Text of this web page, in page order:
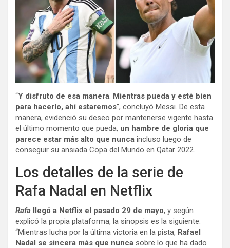
“Y disfruto de esa manera. Mientras pueda y esté bien
para hacerlo, ahí estaremos”, concluyó Messi. De esta
manera, evidenció su deseo por mantenerse vigente hasta
el último momento que pueda, un hambre de gloria que
parece estar más alto que nunca incluso luego de
conseguir su ansiada Copa del Mundo en Qatar 2022.
Los detalles de la serie de
Rafa Nadal en Netflix
Rafa llegó a Netflix el pasado 29 de mayo, y según
explicó la propia plataforma, la sinopsis es la siguiente:
“Mientras lucha por la última victoria en la pista, Rafael
Nadal se sincera más que nunca sobre lo que ha dado